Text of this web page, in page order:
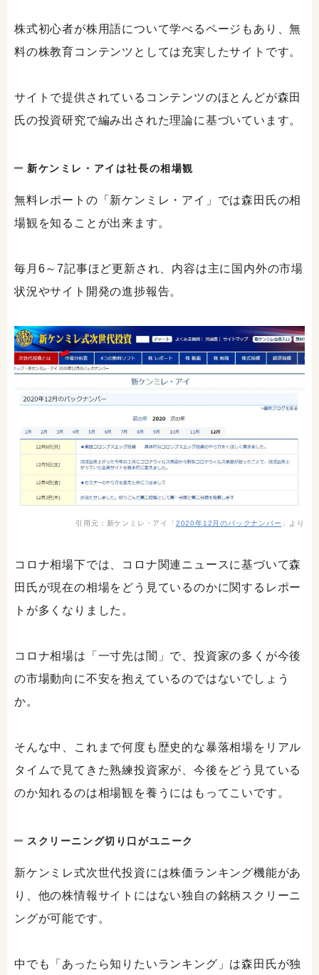
株式初心者が株用語について学べるページもあり、無
料の株教育コンテンツとしては充実したサイトです。
サイトで提供されているコンテンツのほとんどが森田
氏の投資研究で編み出された理論に基づいています。
新ケンミレ・アイは社長の相場観
無料レポートの「新ケンミレ・アイ」では森田氏の相
場観を知ることが出来ます。
毎月6～7記事ほど更新され、内容は主に国内外の市場
状況やサイト開発の進捗報告。
引用元：新ケンミレ・アイ「2020年12月のバックナンバー 」より
コロナ相場下では、コロナ関連ニュースに基づいて森
田氏が現在の相場をどう見ているのかに関するレポー
トが多くなりました。
コロナ相場は「一寸先は闇」で、投資家の多くが今後
の市場動向に不安を抱えているのではないでしょう
か。
そんな中、これまで何度も歴史的な暴落相場をリアル
タイムで見てきた熟練投資家が、今後をどう見ている
のか知れるのは相場観を養うにはもってこいです。
スクリーニング切り口がユニーク
新ケンミレ式次世代投資には株価ランキング機能があ
り、他の株情報サイトにはない独自の銘柄スクリーニ
ングが可能です。
中でも「あったら知りたいランキング」は森田氏が独